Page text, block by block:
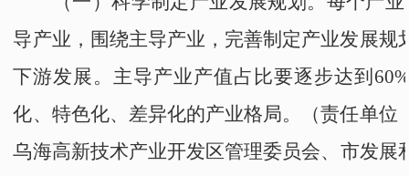
导产业，围绕主导产业，完善制定产业发展规
下游发展。主导产业产值占比要逐步达到
化、特色化、差异化的产业格局。
（责任单位
乌海高新技术产业开发区管理委员会、 市发展